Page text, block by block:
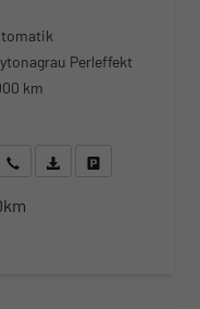
Perleffekt
km
anfragen
Wir rufen Sie anFahrzeugexposé (PDF)